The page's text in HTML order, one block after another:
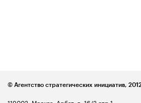
© Агентство стратегических инициатив,